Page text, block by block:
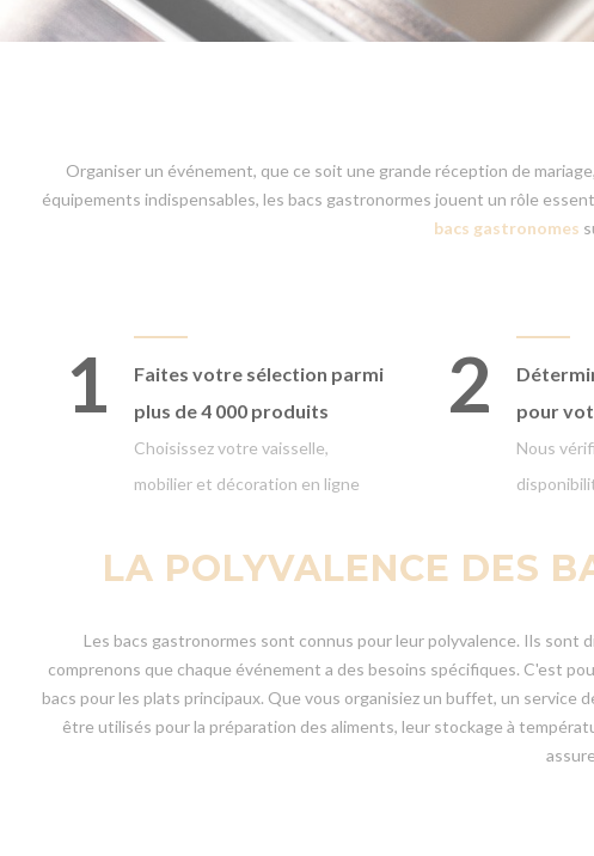
Organiser un événement, que ce soit une grande réception de
équipements indispensables, les bacs gastronormes jouent un rôle
bacs gastronomes
1 Faites votre sélection parmi
plus de 4 000 produits
Choisissez votre vaisselle,
mobilier et décoration en ligne
2
pour
Nous
LA POLYVALENCE DES
Les bacs gastronormes sont connus pour leur polyvalence. Ils
comprenons que chaque événement a des besoins spécifiques. C'est
bacs pour les plats principaux. Que vous organisiez un buffet, un
être utilisés pour la préparation des aliments, leur stockage à